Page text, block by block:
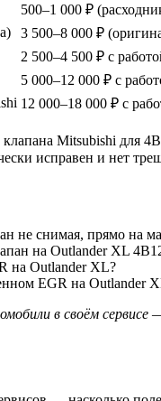
500–1 000 ₽
3 500–8 000 ₽
2 500–4 500 ₽ с
5 000–12 000 ₽ с
12 000–18 000 ₽ с
Mitsubishi для
исправен и нет
не снимая, прямо на
на Outlander XL
на Outlander XL?
EGR на Outlander
в своём сервисе